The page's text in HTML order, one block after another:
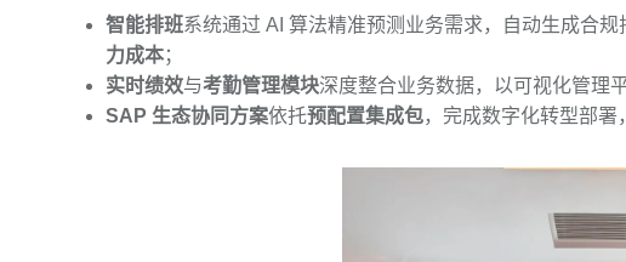
智能排班系统通过 AI 算法精准预测业务需求，自动生成合
力成本；
实时绩效与考勤管理模块深度整合业务数据，以可视化管理
SAP 生态协同方案依托预配置集成包，完成数字化转型部署